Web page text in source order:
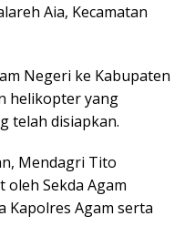
Aia, Kecamatan
Negeri ke Kabupaten
helikopter yang
telah disiapkan.
Mendagri Tito
Sekda Agam
Kapolres Agam serta